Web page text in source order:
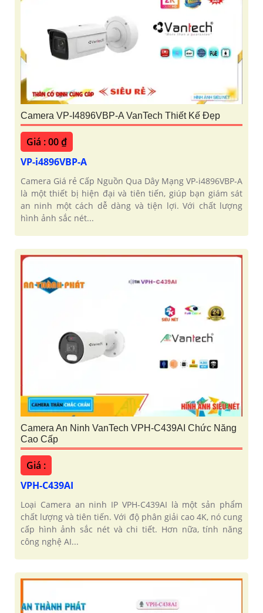
Camera VP-I4896VBP-A VanTech Thiết Kế Đẹp
Giá : 00 ₫
VP-i4896VBP-A
Camera Giá rẻ Cấp Nguồn Qua Dây Mạng VP-i4896VBP-A
là một thiết bị hiện đại và tiên tiến, giúp bạn giám sát
an ninh một cách dễ dàng và tiện lợi. Với chất lượng
hình ảnh sắc nét...
Camera An Ninh VanTech VPH-C439AI Chức Năng
Cao Cấp
Giá :
VPH-C439AI
Loại Camera an ninh IP VPH-C439AI là một sản phẩm
chất lượng và tiên tiến. Với độ phân giải cao 4K, nó cung
cấp hình ảnh sắc nét và chi tiết. Hơn nữa, tính năng
công nghệ AI...